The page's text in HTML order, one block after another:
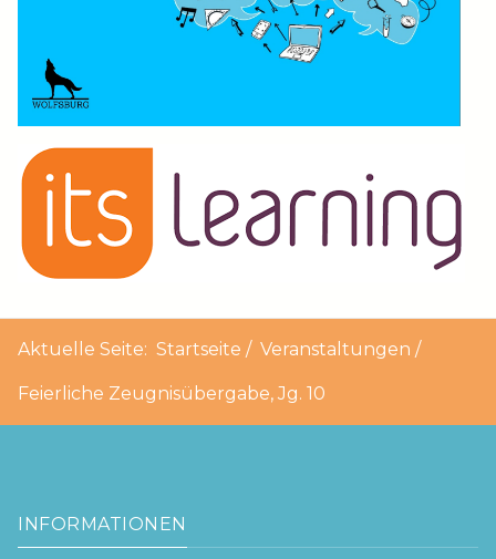
Aktuelle Seite: Startseite Veranstaltungen
Feierliche Zeugnisübergabe, Jg. 10
INFORMATIONEN